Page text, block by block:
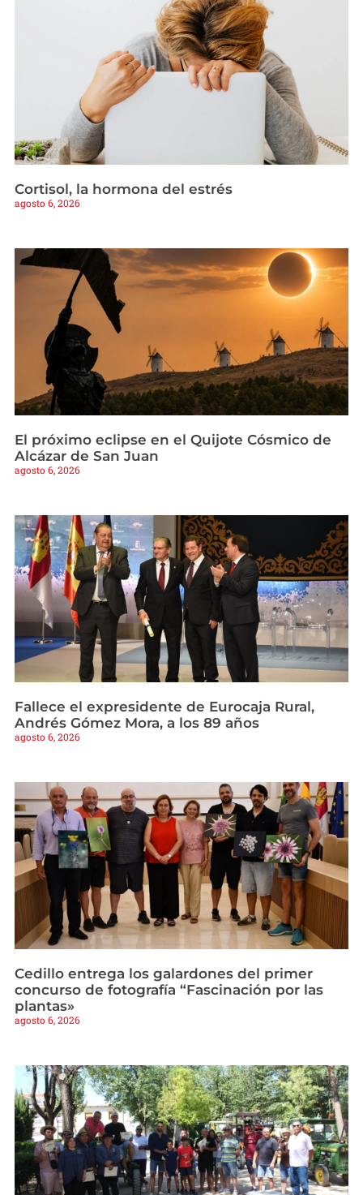
Cortisol, la hormona del estrés
agosto 6, 2026
El próximo eclipse en el Quijote Cósmico de
Alcázar de San Juan
agosto 6, 2026
Fallece el expresidente de Eurocaja Rural,
Andrés Gómez Mora, a los 89 años
agosto 6, 2026
Cedillo entrega los galardones del primer
concurso de fotografía “Fascinación por las
plantas»
agosto 6, 2026